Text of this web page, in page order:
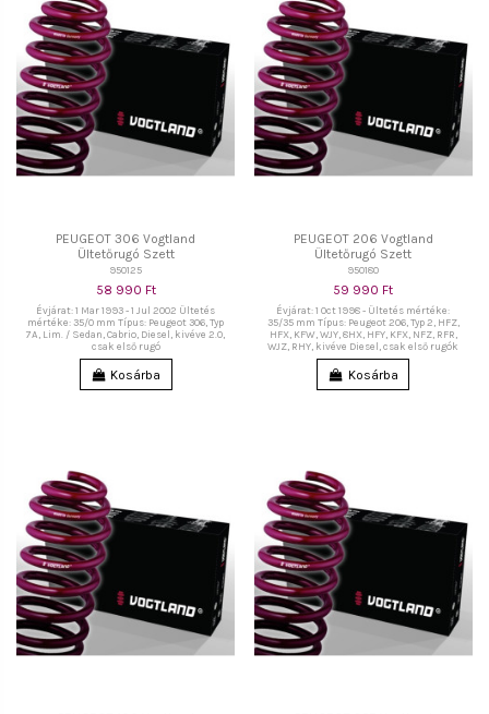
PEUGEOT 306 Vogtland
Ültetőrugó Szett
950125
58 990 Ft
Évjárat: 1 Mar 1993 - 1 Jul 2002 Ültetés
mértéke: 35/0 mm Típus: Peugeot 306, Typ
7A, Lim. / Sedan, Cabrio, Diesel, kivéve 2.0,
csak első rugó
Kosárba
PEUGEOT 206 Vogtland
Ültetőrugó Szett
950180
59 990 Ft
Évjárat: 1 Oct 1998 - Ültetés mértéke:
35/35 mm Típus: Peugeot 206, Typ 2, HFZ,
HFX, KFW, WJY, 8HX, HFY, KFX, NFZ, RFR,
WJZ, RHY, kivéve Diesel, csak első rugók
Kosárba